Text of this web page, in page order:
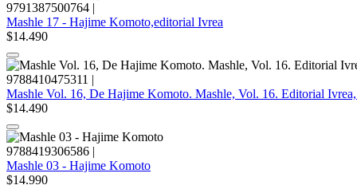
9791387500764 |
Mashle 17 - Hajime Komoto,editorial Ivrea
$14.490
9788410475311 |
Mashle Vol. 16, De Hajime Komoto. Mashle, Vol. 16. Editorial
$14.490
9788419306586 |
Mashle 03 - Hajime Komoto
$14.990